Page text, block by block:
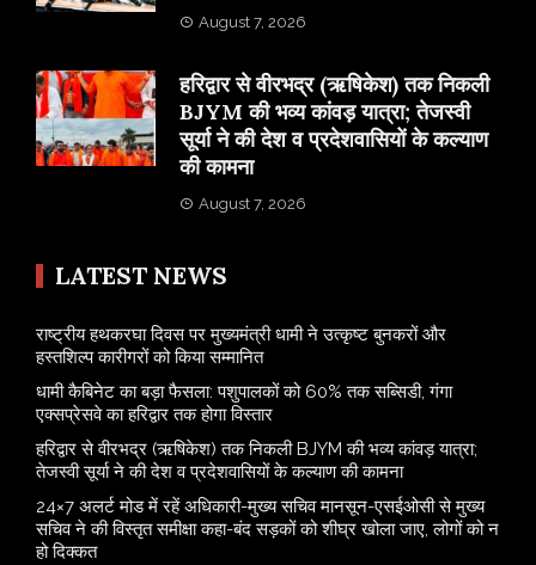
August 7, 2026
​हरिद्वार से वीरभद्र (ऋषिकेश) तक निकली
BJYM की भव्य कांवड़ यात्रा; तेजस्वी
सूर्या ने की देश व प्रदेशवासियों के कल्याण
की कामना
August 7, 2026
LATEST NEWS
राष्ट्रीय हथकरघा दिवस पर मुख्यमंत्री धामी ने उत्कृष्ट बुनकरों और
हस्तशिल्प कारीगरों को किया सम्मानित
​धामी कैबिनेट का बड़ा फैसला: पशुपालकों को 60% तक सब्सिडी, गंगा
एक्सप्रेसवे का हरिद्वार तक होगा विस्तार
​हरिद्वार से वीरभद्र (ऋषिकेश) तक निकली BJYM की भव्य कांवड़ यात्रा;
तेजस्वी सूर्या ने की देश व प्रदेशवासियों के कल्याण की कामना
24×7 अलर्ट मोड में रहें अधिकारी-मुख्य सचिव मानसून-एसईओसी से मुख्य
सचिव ने की विस्तृत समीक्षा कहा-बंद सड़कों को शीघ्र खोला जाए, लोगों को न
हो दिक्कत